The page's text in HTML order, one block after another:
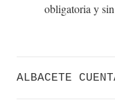
obligatoria y
ALBACETE